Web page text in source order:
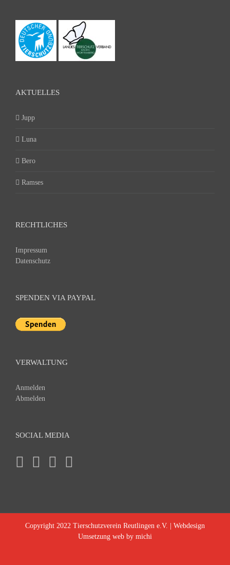
AKTUELLES
Jupp
Luna
Bero
Ramses
RECHTLICHES
Impressum
Datenschutz
SPENDEN VIA PAYPAL
VERWALTUNG
Anmelden
Abmelden
SOCIAL MEDIA
Copyright 2022 Tierschutzverein Reutlingen e.V. | Webdesign
Umsetzung web by michi